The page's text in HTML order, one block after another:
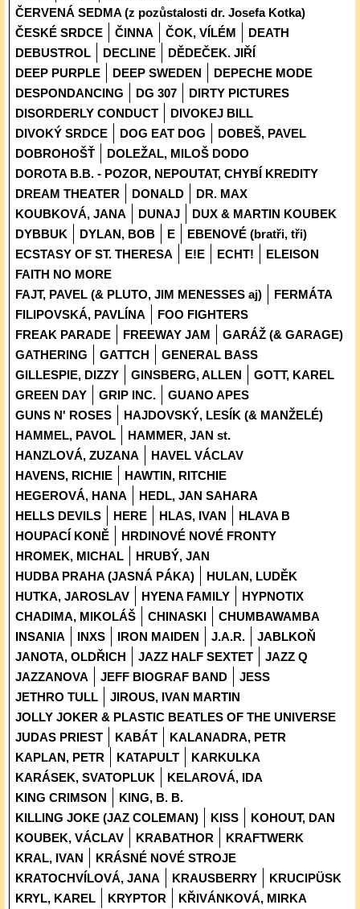
ČERVENÁ SEDMA (z pozůstalosti dr. Josefa Kotka)
ČESKÉ SRDCE
ČINNA ČOK, VÍLÉM
DEATH
DEBUSTROL
DECLINE
DĚDEČEK. JIŘÍ
DEEP PURPLE
DEEP SWEDEN
DEPECHE MODE
DESPONDANCING
DG 307
DIRTY PICTURES
DISORDERLY CONDUCT
DIVOKEJ BILL
DIVOKÝ SRDCE
DOG EAT DOG
DOBEŠ, PAVEL
DOBROHOŠŤ
DOLEŽAL, MILOŠ DODO
DOROTA B.B. - POZOR, NEPOUTAT, CHYBÍ KREDITY
DREAM THEATER
DONALD
DR. MAX
KOUBKOVÁ, JANA
DUNAJ
DUX & MARTIN KOUBEK
DYBBUK
DYLAN, BOB E
EBENOVÉ (bratři, tři)
ECSTASY OF ST. THERESA
E!E ECHT!
ELEISON
FAITH NO MORE
FAJT, PAVEL (& PLUTO, JIM MENESSES aj)
FERMÁTA
FILIPOVSKÁ, PAVLÍNA
FOO FIGHTERS
FREAK PARADE
FREEWAY JAM
GARÁŽ (& GARAGE)
GATHERING
GATTCH
GENERAL BASS
GILLESPIE, DIZZY
GINSBERG, ALLEN
GOTT, KAREL
GREEN DAY
GRIP INC.
GUANO APES
GUNS N' ROSES
HAJDOVSKÝ, LESÍK (& MANŽELÉ)
HAMMEL, PAVOL
HAMMER, JAN st.
HANZLOVÁ, ZUZANA
HAVEL VÁCLAV
HAVENS, RICHIE
HAWTIN, RITCHIE
HEGEROVÁ, HANA
HEDL, JAN SAHARA
HELLS DEVILS
HERE HLAS, IVAN
HLAVA B
HOUPACÍ KONĚ
HRDINOVÉ NOVÉ FRONTY
HROMEK, MICHAL
HRUBÝ, JAN
HUDBA PRAHA (JASNÁ PÁKA)
HULAN, LUDĚK
HUTKA, JAROSLAV
HYENA FAMILY
HYPNOTIX
CHADIMA, MIKOLÁŠ
CHINASKI
CHUMBAWAMBA
INSANIA
INXS IRON MAIDEN J.A.R.
JABLKOŇ
JANOTA, OLDŘICH
JAZZ HALF SEXTET
JAZZ Q
JAZZANOVA
JEFF BIOGRAF BAND
JESS
JETHRO TULL
JIROUS, IVAN MARTIN
JOLLY JOKER & PLASTIC BEATLES OF THE UNIVERSE
JUDAS PRIEST
KABÁT
KALANADRA, PETR
KAPLAN, PETR
KATAPULT
KARKULKA
KARÁSEK, SVATOPLUK
KELAROVÁ, IDA
KING CRIMSON
KING, B. B.
KILLING JOKE (JAZ COLEMAN)
KISS
KOHOUT, DAN
KOUBEK, VÁCLAV
KRABATHOR
KRAFTWERK
KRAL, IVAN
KRÁSNÉ NOVÉ STROJE
KRATOCHVÍLOVÁ, JANA
KRAUSBERRY
KRUCIPÜSK
KRYL, KAREL
KRYPTOR
KŘIVÁNKOVÁ, MIRKA